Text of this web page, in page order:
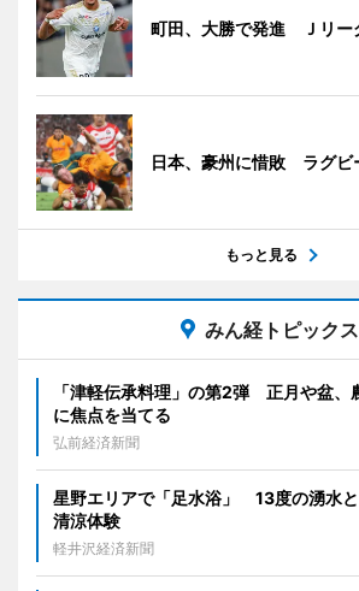
町田、大勝で発進 Ｊリー
日本、豪州に惜敗 ラグビ
もっと見る
みん経トピックス
「津軽伝承料理」の第2弾 正月や盆、
に焦点を当てる
弘前経済新聞
星野エリアで「足水浴」 13度の湧水
清涼体験
軽井沢経済新聞